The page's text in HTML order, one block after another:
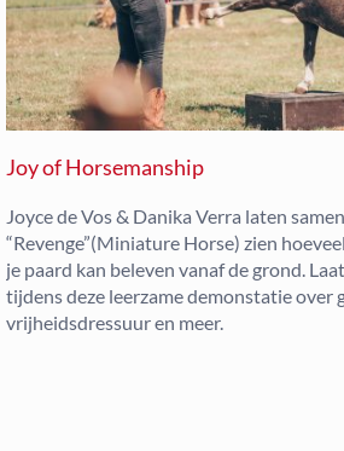
Joy of Horsemanship
Joyce de Vos & Danika Verra laten
“Revenge”(Miniature Horse) zien
je paard kan beleven vanaf de grond.
tijdens deze leerzame demonstatie over
vrijheidsdressuur en meer.